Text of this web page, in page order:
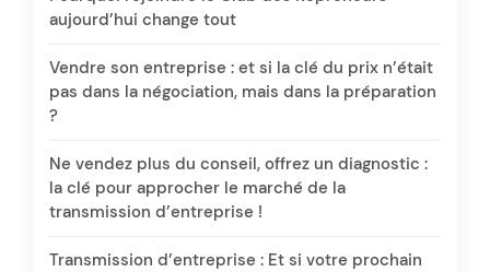
aujourd’hui change tout
Vendre son entreprise : et si la clé du prix n’était
pas dans la négociation, mais dans la préparation
?
Ne vendez plus du conseil, offrez un diagnostic :
la clé pour approcher le marché de la
transmission d’entreprise !
Transmission d’entreprise : Et si votre prochain